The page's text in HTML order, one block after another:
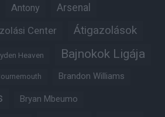
Antony Arsenal
Center Átigazolások
Heaven Bajnokok Ligája
Brandon Williams
Bryan Mbeumo